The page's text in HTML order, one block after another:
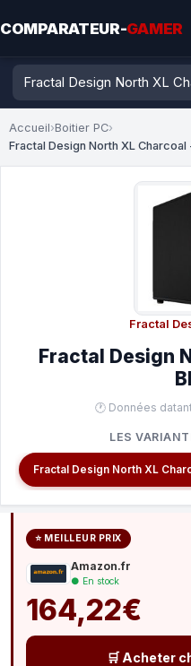
COMPARATEUR-GAMER
Accueil›Boitier PC›
Fractal Design North XL
Fractal
Fractal Design
🕐 Données
LES
⭐ MEILLEUR PRIX
Amazon.fr
● En stock
164,22€
🛒 Acheter